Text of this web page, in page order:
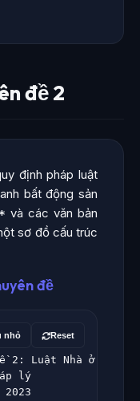
đề 2
định pháp luật
bất động sản
và các văn bản
sơ đồ cấu trúc
đề
nhỏ Reset
2: Luật Nhà ở 2023))
lý
2023